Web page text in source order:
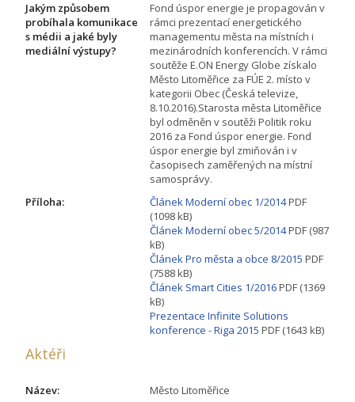
Jakým způsobem
probíhala komunikace
s médii a jaké byly
mediální výstupy?
Fond úspor energie je propagován v
rámci prezentací energetického
managementu města na místních i
mezinárodních konferencích. V rámci
soutěže E.ON Energy Globe získalo
Město Litoměřice za FÚE 2. místo v
kategorii Obec (Česká televize,
8.10.2016).Starosta města Litoměřice
byl odměněn v soutěži Politik roku
2016 za Fond úspor energie. Fond
úspor energie byl zmiňován i v
časopisech zaměřených na místní
samosprávy.
Příloha:
Článek Moderní obec 1/2014PDF
(1098 kB)
Článek Moderní obec 5/2014PDF (987
kB)
Článek Pro města a obce 8/2015 PDF
(7588 kB)
Článek Smart Cities 1/2016PDF (1369
kB)
Prezentace Infinite Solutions
konference - Riga 2015 PDF (1643 kB)
Aktéři
Název:
Město Litoměřice